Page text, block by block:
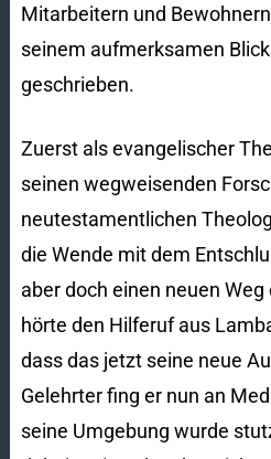
Mitarbeitern und
seinem aufmerksamen
geschrieben.
Zuerst als evangelischer
seinen wegweisenden
neutestamentlichen
die Wende mit dem
aber doch einen neuen
hörte den Hilferuf aus
dass das jetzt seine neue
Gelehrter fing er nun an
seine Umgebung wurde